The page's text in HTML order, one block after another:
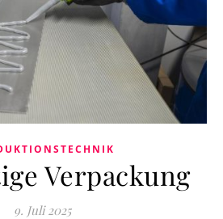
Verpackung
9. Juli 2025